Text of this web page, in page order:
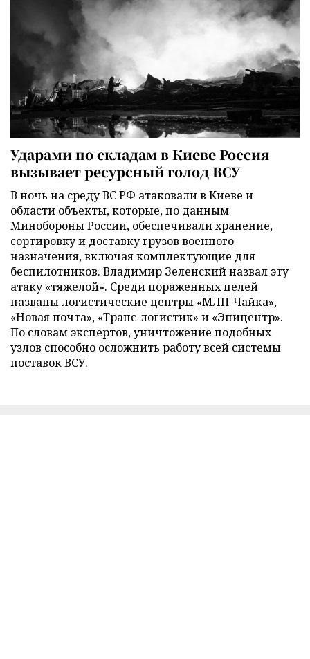
Ударами по складам в Киеве Россия
вызывает ресурсный голод ВСУ
В ночь на среду ВС РФ атаковали в Киеве и
области объекты, которые, по данным
Минобороны России, обеспечивали хранение,
сортировку и доставку грузов военного
назначения, включая комплектующие для
беспилотников. Владимир Зеленский назвал эту
атаку «тяжелой». Среди пораженных целей
названы логистические центры «МЛП-Чайка»,
«Новая почта», «Транс-логистик» и «Эпицентр».
По словам экспертов, уничтожение подобных
узлов способно осложнить работу всей системы
поставок ВСУ.